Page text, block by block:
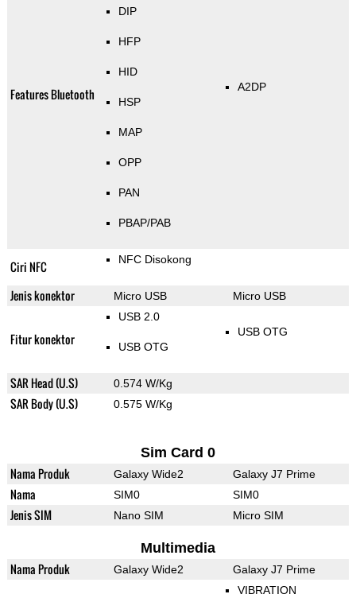
Features Bluetooth
DIP
HFP
HID
HSP
MAP
OPP
PAN
PBAP/PAB
A2DP
Ciri NFC NFC Disokong
Jenis konektor Micro USB Micro USB
Fitur konektor
USB 2.0
USB OTG
USB OTG
SAR Head (U.S) 0.574 W/Kg
SAR Body (U.S) 0.575 W/Kg
Sim Card 0
Nama Produk Galaxy Wide2 Galaxy J7 Prime
Nama SIM0 SIM0
Jenis SIM Nano SIM Micro SIM
Multimedia
Nama Produk Galaxy Wide2 Galaxy J7 Prime
VIBRATION